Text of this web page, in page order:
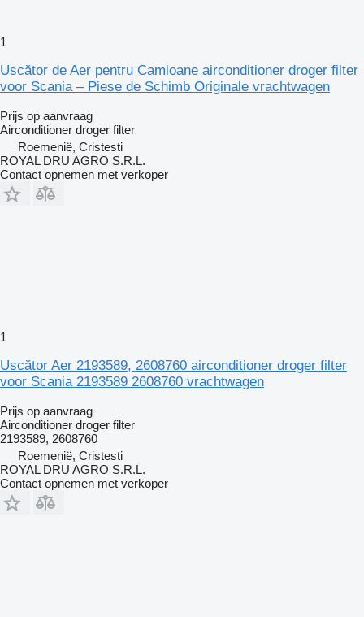
1
Uscător de Aer pentru Camioane airconditioner droger filter
voor Scania – Piese de Schimb Originale vrachtwagen
Prijs op aanvraag
Airconditioner droger filter
Roemenië, Cristesti
ROYAL DRU AGRO S.R.L.
Contact opnemen met verkoper
1
Uscător Aer 2193589, 2608760 airconditioner droger filter
voor Scania 2193589 2608760 vrachtwagen
Prijs op aanvraag
Airconditioner droger filter
2193589, 2608760
Roemenië, Cristesti
ROYAL DRU AGRO S.R.L.
Contact opnemen met verkoper